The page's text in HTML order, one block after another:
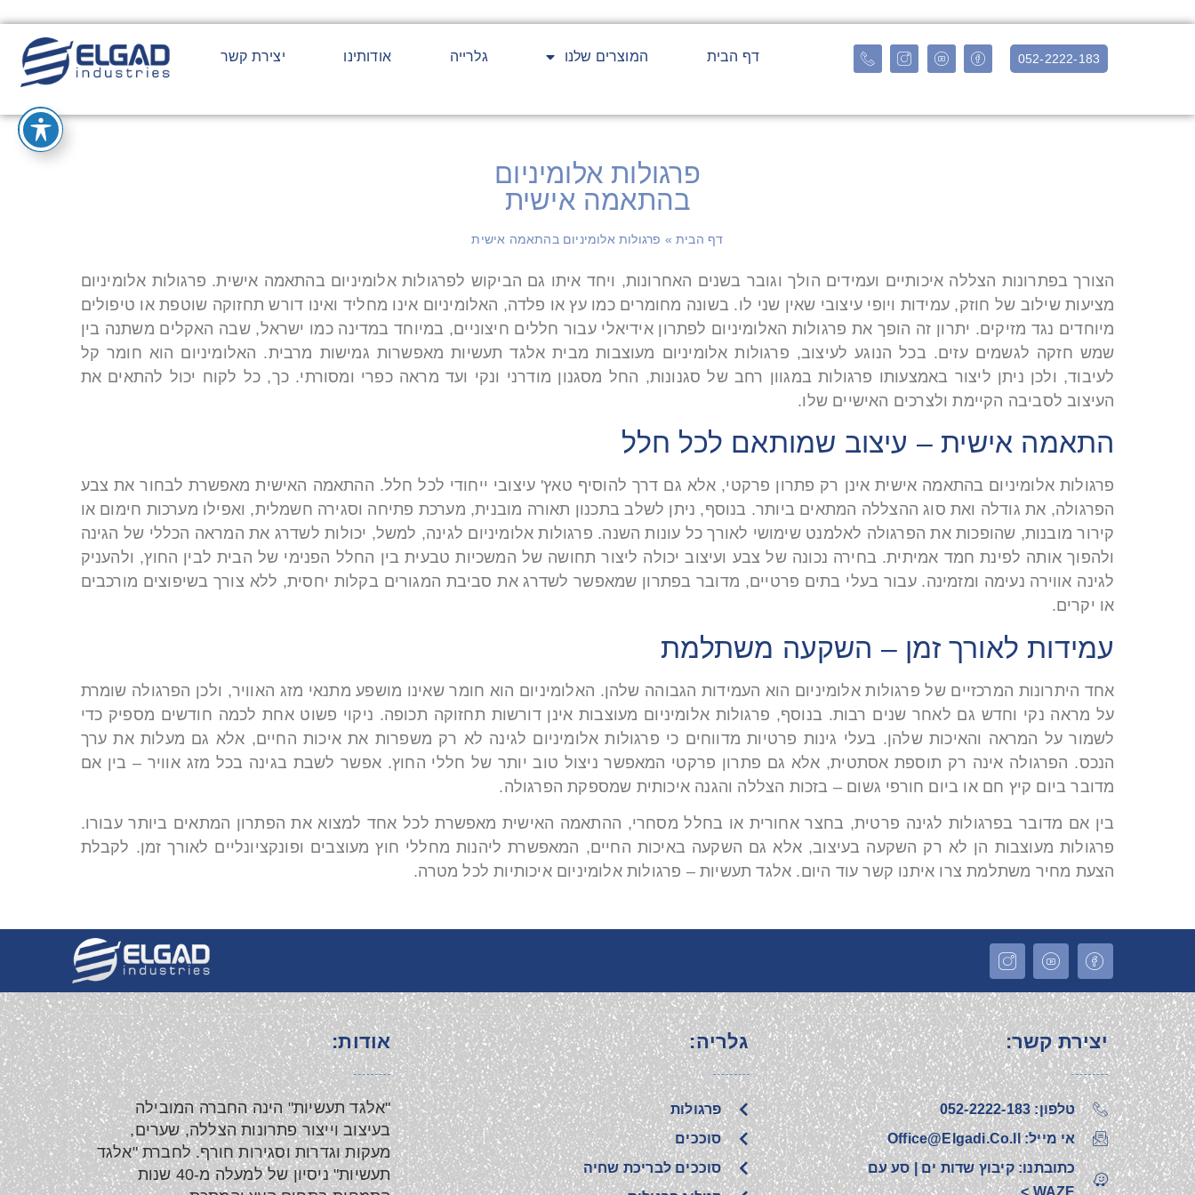
052-2222-183 דף הבית המוצרים שלנו גלרייה אודותינו יצירת קשר
פרגולות אלומיניום
בהתאמה אישית
דף הבית» פרגולות אלומיניום בהתאמה אישית
הצורך בפתרונות הצללה איכותיים ועמידים הולך וגובר בשנים האחרונות, ויחד איתו גם הביקוש לפרגולות אלומיניום בהתאמה אישית. פרגולות אלומיניום
מציעות שילוב של חוזק, עמידות ויופי עיצובי שאין שני לו. בשונה מחומרים כמו עץ או פלדה, האלומיניום אינו מחליד ואינו דורש תחזוקה שוטפת או טיפולים
מיוחדים נגד מזיקים. יתרון זה הופך את פרגולות האלומיניום לפתרון אידיאלי עבור חללים חיצוניים, במיוחד במדינה כמו ישראל, שבה האקלים משתנה בין
שמש חזקה לגשמים עזים. בכל הנוגע לעיצוב, פרגולות אלומיניום מעוצבות מבית אלגד תעשיות מאפשרות גמישות מרבית. האלומיניום הוא חומר קל
לעיבוד, ולכן ניתן ליצור באמצעותו פרגולות במגוון רחב של סגנונות, החל מסגנון מודרני ונקי ועד מראה כפרי ומסורתי. כך, כל לקוח יכול להתאים את
העיצוב לסביבה הקיימת ולצרכים האישיים שלו.
התאמה אישית – עיצוב שמותאם לכל חלל
פרגולות אלומיניום בהתאמה אישית אינן רק פתרון פרקטי, אלא גם דרך להוסיף טאץ' עיצובי ייחודי לכל חלל. ההתאמה האישית מאפשרת לבחור את צבע
הפרגולה, את גודלה ואת סוג ההצללה המתאים ביותר. בנוסף, ניתן לשלב בתכנון תאורה מובנית, מערכת פתיחה וסגירה חשמלית, ואפילו מערכות חימום או
קירור מובנות, שהופכות את הפרגולה לאלמנט שימושי לאורך כל עונות השנה. פרגולות אלומיניום לגינה, למשל, יכולות לשדרג את המראה הכללי של הגינה
ולהפוך אותה לפינת חמד אמיתית. בחירה נכונה של צבע ועיצוב יכולה ליצור תחושה של המשכיות טבעית בין החלל הפנימי של הבית לבין החוץ, ולהעניק
לגינה אווירה נעימה ומזמינה. עבור בעלי בתים פרטיים, מדובר בפתרון שמאפשר לשדרג את סביבת המגורים בקלות יחסית, ללא צורך בשיפוצים מורכבים
או יקרים.
עמידות לאורך זמן – השקעה משתלמת
אחד היתרונות המרכזיים של פרגולות אלומיניום הוא העמידות הגבוהה שלהן. האלומיניום הוא חומר שאינו מושפע מתנאי מזג האוויר, ולכן הפרגולה שומרת
על מראה נקי וחדש גם לאחר שנים רבות. בנוסף, פרגולות אלומיניום מעוצבות אינן דורשות תחזוקה תכופה. ניקוי פשוט אחת לכמה חודשים מספיק כדי
לשמור על המראה והאיכות שלהן. בעלי גינות פרטיות מדווחים כי פרגולות אלומיניום לגינה לא רק משפרות את איכות החיים, אלא גם מעלות את ערך
הנכס. הפרגולה אינה רק תוספת אסתטית, אלא גם פתרון פרקטי המאפשר ניצול טוב יותר של חללי החוץ. אפשר לשבת בגינה בכל מזג אוויר – בין אם
מדובר ביום קיץ חם או ביום חורפי גשום – בזכות הצללה והגנה איכותית שמספקת הפרגולה.
בין אם מדובר בפרגולות לגינה פרטית, בחצר אחורית או בחלל מסחרי, ההתאמה האישית מאפשרת לכל אחד למצוא את הפתרון המתאים ביותר עבורו.
פרגולות מעוצבות הן לא רק השקעה בעיצוב, אלא גם השקעה באיכות החיים, המאפשרת ליהנות מחללי חוץ מעוצבים ופונקציונליים לאורך זמן. לקבלת
הצעת מחיר משתלמת צרו איתנו קשר עוד היום. אלגד תעשיות – פרגולות אלומיניום איכותיות לכל מטרה.
יצירת קשר:
טלפון: 052-2222-183‎
אי מייל: Office@elgadi.co.il
כתובתנו: קיבוץ שדות ים | סע עם
WAZE >
גלריה:
פרגולות
סוככים
סוככים לבריכת שחיה
אודות:
"אלגד תעשיות" הינה החברה המובילה
בעיצוב וייצור פתרונות הצללה, שערים,
מעקות וגדרות וסגירות חורף. לחברת "אלגד
תעשיות" ניסיון של למעלה מ-40 שנות